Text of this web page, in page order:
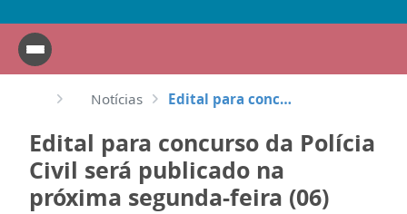
Notícias Edital para concurso da Polícia Civil será publicado na próxima segunda-feira (06)
Edital para concurso da Polícia
Civil será publicado na
próxima segunda-feira (06)